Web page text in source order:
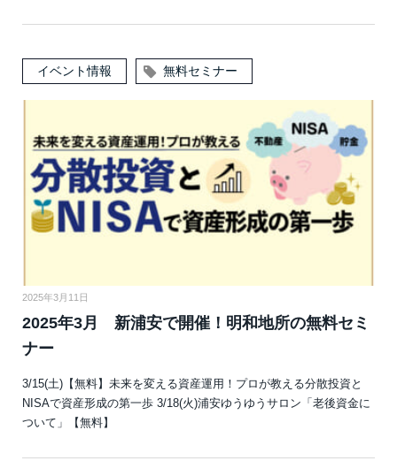
イベント情報 無料セミナー
2025年3月11日
2025年3月 新浦安で開催！明和地所の無料セミ
ナー
3/15(土)【無料】未来を変える資産運用！プロが教える分散投資と
NISAで資産形成の第一歩 3/18(火)浦安ゆうゆうサロン「老後資金に
ついて」【無料】